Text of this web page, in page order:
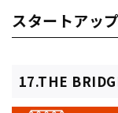
スタートアッ
17.THE